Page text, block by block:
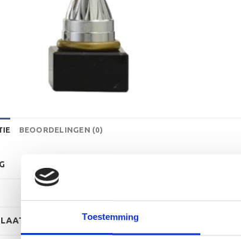
Toestemming
BEOORDELINGEN (0)